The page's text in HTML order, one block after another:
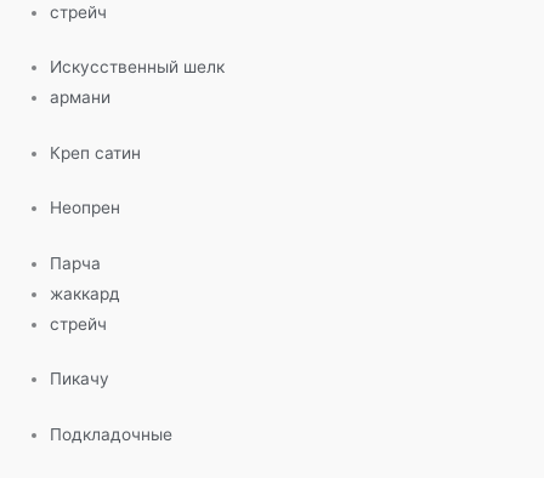
стрейч
Искусственный шелк
армани
Креп сатин
Неопрен
Парча
жаккард
стрейч
Пикачу
Подкладочные